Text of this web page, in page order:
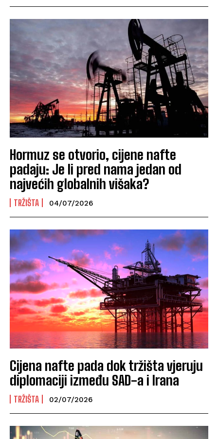
Hormuz se otvorio, cijene nafte
padaju: Je li pred nama jedan od
najvećih globalnih višaka?
TRŽIŠTA 04/07/2026
Cijena nafte pada dok tržišta vjeruju
diplomaciji između SAD-a i Irana
TRŽIŠTA 02/07/2026